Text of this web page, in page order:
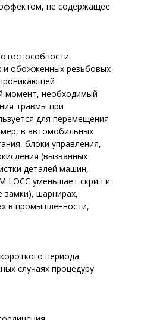
не содержащее
и обожженных резьбовых
момент, необходимый
травмы при
для перемещения
в автомобильных
блоки управления,
(вызванных
деталей машин,
LOCC уменьшает скрип и
замки), шарнирах,
в промышленности,
периода
случаях процедуру